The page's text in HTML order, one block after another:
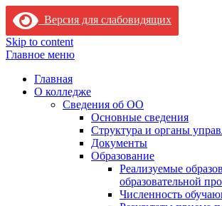
Версия для слабовидящих
Skip to content
Главное меню
Главная
О колледже
Сведения об ОО
Основные сведения
Структура и органы
Документы
Образование
Реализуемые
образовательной
Численность